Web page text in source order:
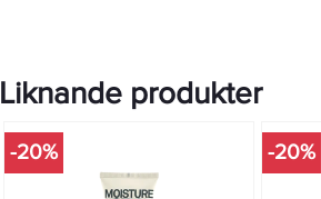
Liknande produkter
-20% -20%